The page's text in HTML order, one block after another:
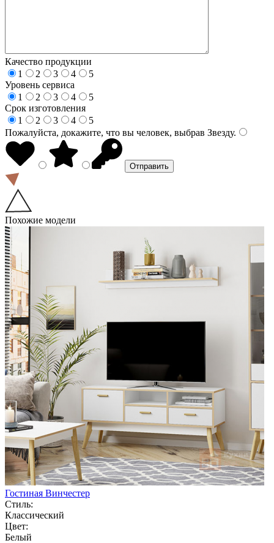
Качество продукции
1
2 3 4
5
Уровень сервиса
1
2 3 4
5
Срок изготовления
1
2 3 4
5
Пожалуйста, докажите, что вы человек, выбрав Звезду.
Похожие модели
Гостиная Винчестер
Стиль:
Классический
Цвет:
Белый